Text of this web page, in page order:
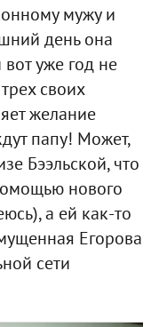
мужу и
день она
уже год не
своих
желание
папу! Может,
Бээльской, что
нового
а ей как-то
Егорова
сети